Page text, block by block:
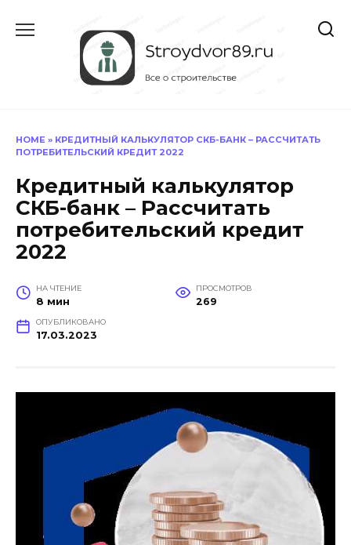
содержанию
HOME » КРЕДИТНЫЙ КАЛЬКУЛЯТОР СКБ-БАНК – РАССЧИТАТЬ
ПОТРЕБИТЕЛЬСКИЙ КРЕДИТ 2022
Кредитный калькулятор
СКБ-банк – Рассчитать
потребительский кредит
2022
НА ЧТЕНИЕ
8 мин
ПРОСМОТРОВ
269
ОПУБЛИКОВАНО
17.03.2023